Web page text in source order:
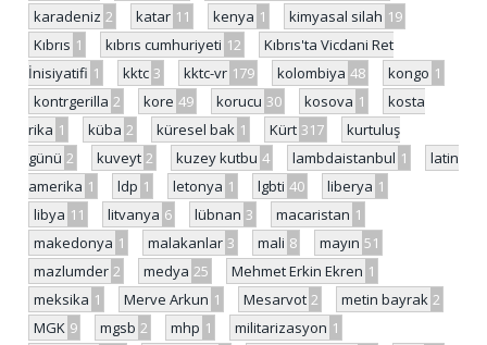
karadeniz 2 katar 11 kenya 1 kimyasal silah 19
Kıbrıs 1 kıbrıs cumhuriyeti 12
Kıbrıs'ta Vicdani Ret
İnisiyatifi 1 kktc 3 kktc-vr 179 kolombiya 48 kongo 1
kontrgerilla 2 kore 49 korucu 30 kosova 1
kosta
rika 1 küba 2 küresel bak 1 Kürt 317
kurtuluş
günü 2 kuveyt 2 kuzey kutbu 4 lambdaistanbul 1
latin
amerika 1 ldp 1 letonya 1 lgbti 40 liberya 1
libya 11 litvanya 6 lübnan 3 macaristan 1
makedonya 1 malakanlar 3 mali 8 mayın 51
mazlumder 2 medya 25 Mehmet Erkin Ekren 1
meksika 1 Merve Arkun 1 Mesarvot 2 metin bayrak 2
MGK 9 mgsb 2 mhp 1 militarizasyon 1